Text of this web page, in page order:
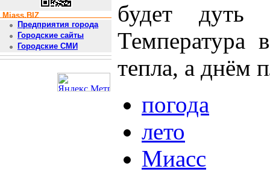
Miass.BIZ
Предприятия города
Городские сайты
Городские СМИ
будет
Температура
тепла, а днём
погода
лето
Миасс